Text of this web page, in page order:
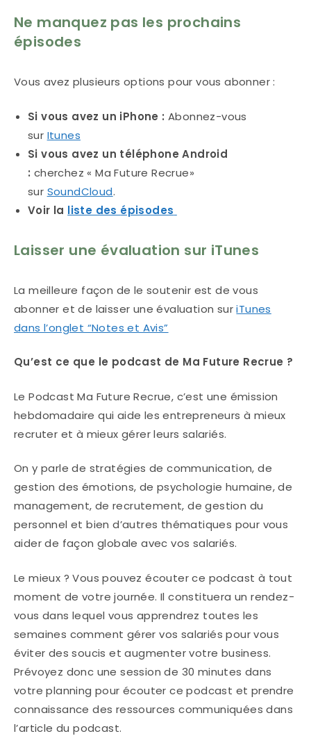
Ne manquez pas les prochains
épisodes
Vous avez plusieurs options pour vous abonner :
Si vous avez un iPhone : Abonnez-vous
sur Itunes
Si vous avez un téléphone Android
: cherchez « Ma Future Recrue»
sur SoundCloud.
Voir la liste des épisodes
Laisser une évaluation sur iTunes
La meilleure façon de le soutenir est de vous
abonner et de laisser une évaluation suriTunes
dans l’onglet “Notes et Avis”
Qu’est ce que le podcast de Ma Future Recrue ?
Le Podcast Ma Future Recrue, c’est une émission
hebdomadaire qui aide les entrepreneurs à mieux
recruter et à mieux gérer leurs salariés.
On y parle de stratégies de communication, de
gestion des émotions, de psychologie humaine, de
management, de recrutement, de gestion du
personnel et bien d’autres thématiques pour vous
aider de façon globale avec vos salariés.
Le mieux ? Vous pouvez écouter ce podcast à tout
moment de votre journée. Il constituera un rendez-
vous dans lequel vous apprendrez toutes les
semaines comment gérer vos salariés pour vous
éviter des soucis et augmenter votre business.
Prévoyez donc une session de 30 minutes dans
votre planning pour écouter ce podcast et prendre
connaissance des ressources communiquées dans
l’article du podcast.